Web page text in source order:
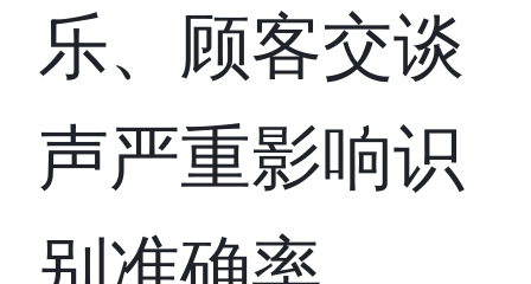
乐、顾客交谈
声严重影响识